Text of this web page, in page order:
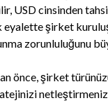
USD cinsinden
şirket
zorunluluğunu
önce, şirket